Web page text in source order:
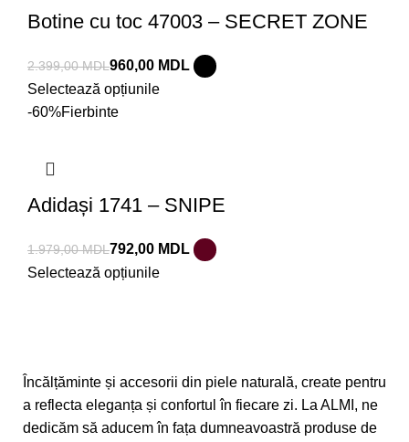
Botine cu toc 47003 – SECRET ZONE
2.399,00MDL960,00 MDL
Selectează opțiunile
-60%Fierbinte
Adidași 1741 – SNIPE
1.979,00MDL792,00 MDL
Selectează opțiunile
Încălțăminte și accesorii din piele naturală, create pentru
a reflecta eleganța și confortul în fiecare zi. La ALMI, ne
dedicăm să aducem în fața dumneavoastră produse de